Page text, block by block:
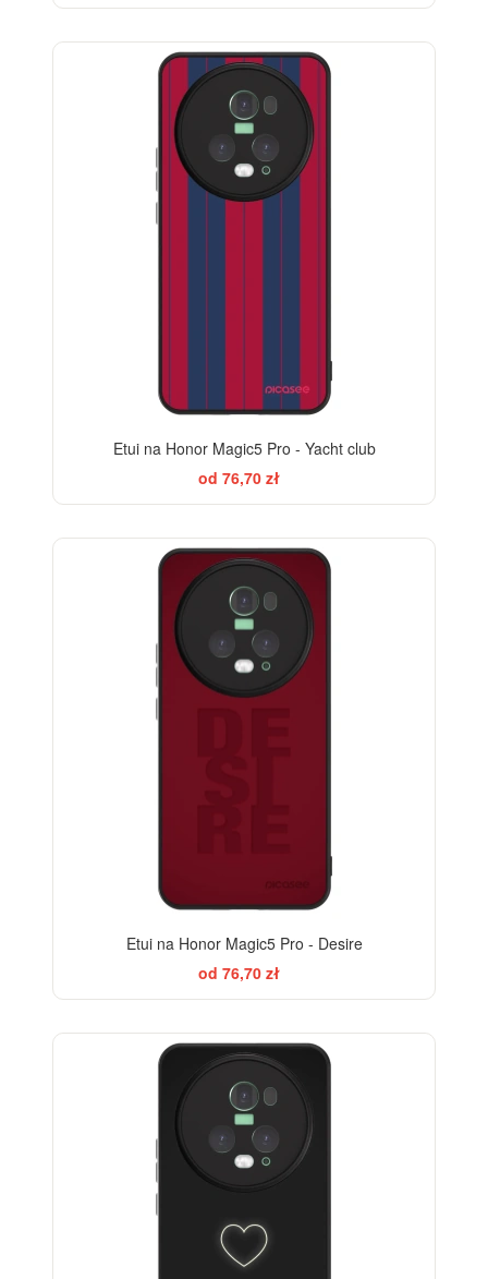
Etui na Honor Magic5 Pro - Yacht club
od 76,70 zł
Etui na Honor Magic5 Pro - Desire
od 76,70 zł